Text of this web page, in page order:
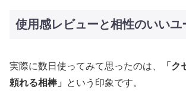
使用感レビューと相性のいいユ
実際に数日使ってみて思ったのは、
「
頼れる相棒」
という印象です。